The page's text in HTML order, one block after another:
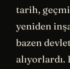
tarih,
yeniden
bazen
alıyorlardı.